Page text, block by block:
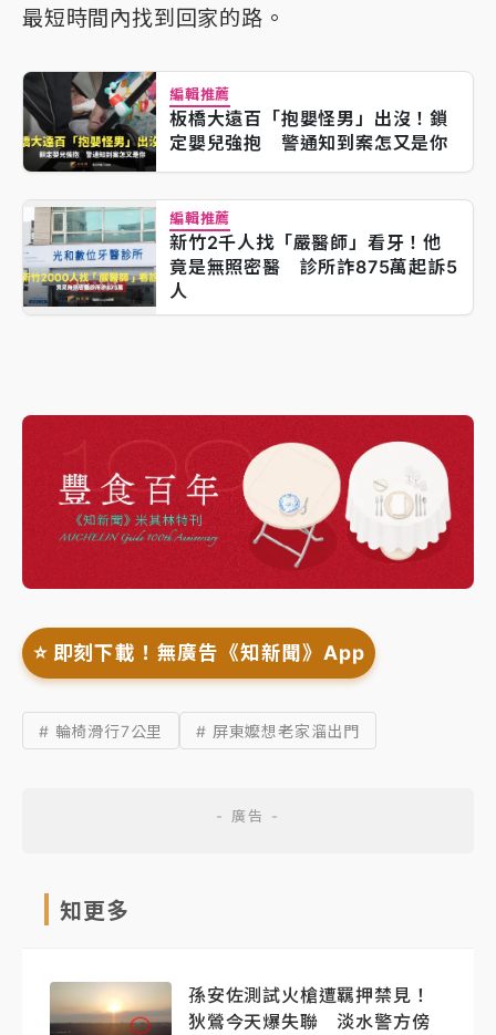
最短時間內找到回家的路。
編輯推薦
板橋大遠百「抱嬰怪男」出沒！鎖
定嬰兒強抱 警通知到案怎又是你
編輯推薦
新竹2千人找「嚴醫師」看牙！他
竟是無照密醫 診所詐875萬起訴5
人
⭐️ 即刻下載！無廣告《知新聞》App
# 輪椅滑行7公里 # 屏東嬤想老家溜出門
知更多
孫安佐測試火槍遭羈押禁見！
狄鶯今天爆失聯 淡水警方傍